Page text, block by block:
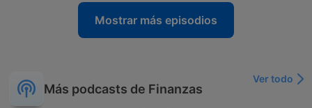
Mostrar más episodios
Más podcasts de Finanzas
Ver todo